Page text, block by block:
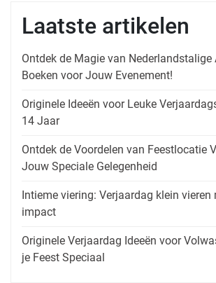
Laatste artikelen
Ontdek de Magie van Nederlandstalige
Boeken voor Jouw Evenement!
Originele Ideeën voor Leuke
14 Jaar
Ontdek de Voordelen van Feestlocatie
Jouw Speciale Gelegenheid
Intieme viering: Verjaardag klein vieren
impact
Originele Verjaardag Ideeën voor
je Feest Speciaal